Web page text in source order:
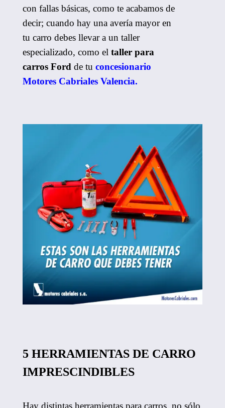
con fallas básicas, como te acabamos de
decir; cuando hay una avería mayor en
tu carro debes llevar a un taller
especializado, como el taller para
carros Fordde tu concesionario
Motores Cabriales Valencia.
5 HERRAMIENTAS DE CARRO
IMPRESCINDIBLES
Hay distintas herramientas para carros, no sólo